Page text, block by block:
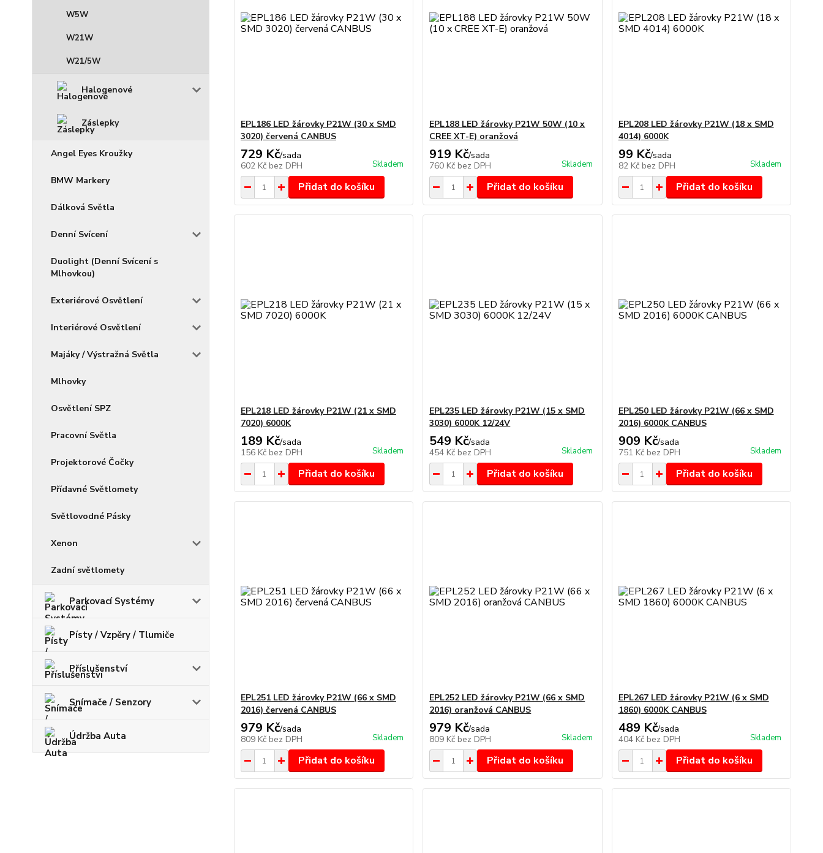
W5W
W21W
W21/5W
Halogenové
Záslepky
Angel Eyes Kroužky
BMW Markery
Dálková Světla
Denní Svícení
Duolight (Denní Svícení s
Mlhovkou)
Exteriérové Osvětlení
Interiérové Osvětlení
Majáky / Výstražná Světla
Mlhovky
Osvětlení SPZ
Pracovní Světla
Projektorové Čočky
Přídavné Světlomety
Světlovodné Pásky
Xenon
Zadní světlomety
Parkovací Systémy
Písty / Vzpěry / Tlumiče
Příslušenství
Snímače / Senzory
Údržba Auta
EPL186 LED žárovky P21W (30 x SMD
3020) červená CANBUS
729 Kč/sada
602 Kč bez DPH Skladem
Přidat do košíku
EPL188 LED žárovky P21W 50W (10 x
CREE XT-E) oranžová
919 Kč/sada
760 Kč bez DPH Skladem
Přidat do košíku
EPL208 LED žárovky P21W (18 x SMD
4014) 6000K
99 Kč/sada
82 Kč bez DPH Skladem
Přidat do košíku
EPL218 LED žárovky P21W (21 x SMD
7020) 6000K
189 Kč/sada
156 Kč bez DPH Skladem
Přidat do košíku
EPL235 LED žárovky P21W (15 x SMD
3030) 6000K 12/24V
549 Kč/sada
454 Kč bez DPH Skladem
Přidat do košíku
EPL250 LED žárovky P21W (66 x SMD
2016) 6000K CANBUS
909 Kč/sada
751 Kč bez DPH Skladem
Přidat do košíku
EPL251 LED žárovky P21W (66 x SMD
2016) červená CANBUS
979 Kč/sada
809 Kč bez DPH Skladem
Přidat do košíku
EPL252 LED žárovky P21W (66 x SMD
2016) oranžová CANBUS
979 Kč/sada
809 Kč bez DPH Skladem
Přidat do košíku
EPL267 LED žárovky P21W (6 x SMD
1860) 6000K CANBUS
489 Kč/sada
404 Kč bez DPH Skladem
Přidat do košíku